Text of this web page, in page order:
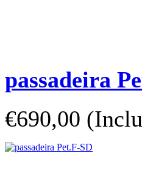
passadeira
€690,00